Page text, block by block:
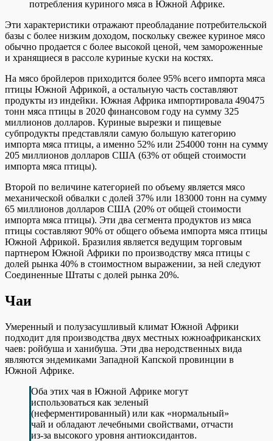
потребления куриного мяса в Южной Африке.
Эти характеристики отражают преобладание потребительской
базы с более низким доходом, поскольку свежее куриное мясо
обычно продается с более высокой ценой, чем замороженные
и хранящиеся в рассоле куриные куски на костях.
На мясо бройлеров приходится более 95% всего импорта мяса
птицы Южной Африкой, а остальную часть составляют
продукты из индейки. Южная Африка импортировала 490475
тонн мяса птицы в 2020 финансовом году на сумму 325
миллионов долларов. Куриные вырезки и пищевые
субпродукты представляли самую большую категорию
импорта мяса птицы, а именно 52% или 254000 тонн на сумму
205 миллионов долларов США (63% от общей стоимости
импорта мяса птицы).
Второй по величине категорией по объему является мясо
механической обвалки с долей 37% или 183000 тонн на сумму
65 миллионов долларов США (20% от общей стоимости
импорта мяса птицы). Эти два сегмента продуктов из мяса
птицы составляют 90% от общего объема импорта мяса птицы
Южной Африкой. Бразилия является ведущим торговым
партнером Южной Африки по производству мяса птицы с
долей рынка 40% в стоимостном выражении, за ней следуют
Соединенные Штаты с долей рынка 20%.
Чаи
Умеренный и полузасушливый климат Южной Африки
подходит для производства двух местных южноафриканских
чаев: ройбуша и ханибуша. Эти два неродственных вида
являются эндемиками Западной Капской провинции в
Южной Африке.
Оба этих чая в Южной Африке могут
использоваться как зеленый
(неферментированный) или как «нормальный»
чай и обладают лечебными свойствами, отчасти
из-за высокого уровня антиоксидантов.